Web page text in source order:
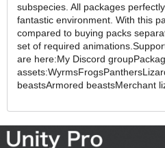
subspecies. All packages
fantastic environment. With this
compared to buying packs
set of required
are here:My Discord
beastsArmored beastsMerchant